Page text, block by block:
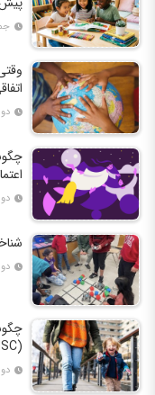
(HSC) کمک کنیم؟